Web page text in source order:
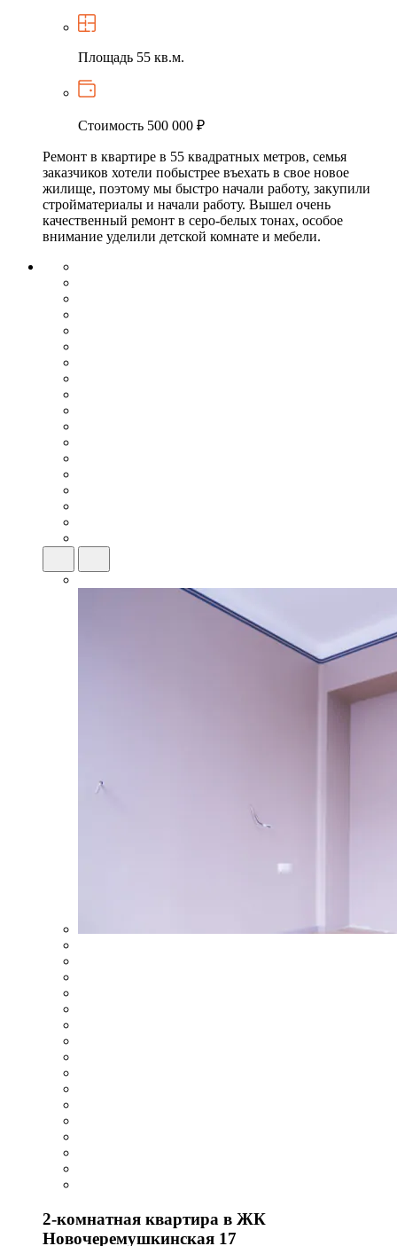
Площадь 55 кв.м.
Стоимость 500 000 ₽
Ремонт в квартире в 55 квадратных метров, семья
заказчиков хотели побыстрее въехать в свое новое
жилище, поэтому мы быстро начали работу, закупили
стройматериалы и начали работу. Вышел очень
качественный ремонт в серо-белых тонах, особое
внимание уделили детской комнате и мебели.
2-комнатная квартира в ЖК
Новочеремушкинская 17